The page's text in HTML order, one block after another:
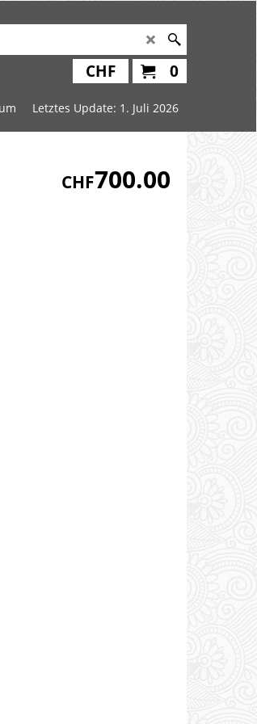
0
CHF
Letztes Update: 1. Juli 2026
CHF700.00